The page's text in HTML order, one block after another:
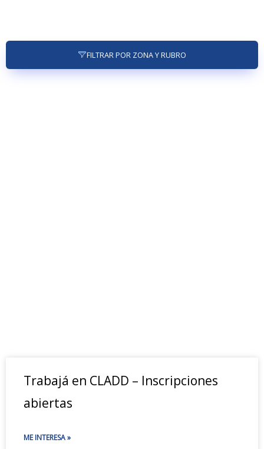
FILTRAR POR ZONA Y RUBRO
Trabajá en CLADD – Inscripciones
abiertas
ME INTERESA »